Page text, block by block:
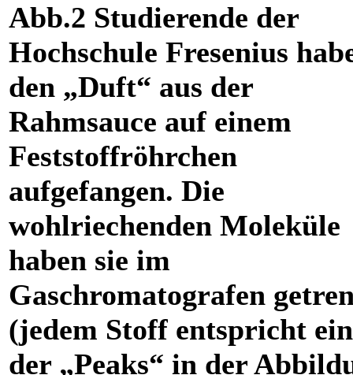
Abb.2 Studierende der
Hochschule Fresenius
den „Duft“ aus der
Rahmsauce auf einem
Feststoffröhrchen
aufgefangen. Die
wohlriechenden Moleküle
haben sie im
Gaschromatografen
(jedem Stoff entspricht
der „Peaks“ in der